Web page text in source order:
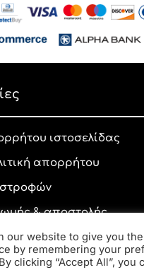
ιστοσελίδας
απορρήτου
& αποστολής
our website to give you
by remembering your
clicking “Accept All”, you